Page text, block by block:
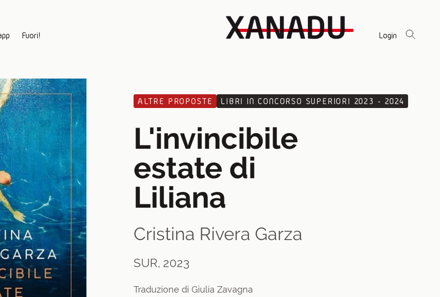
Fuori! Login
ALTRE PROPOSTE LIBRI IN CONCORSO SUPERIORI 2023 - 2024
L'invincibile
estate di
Liliana
Cristina Rivera Garza
SUR, 2023
Traduzione di Giulia Zavagna